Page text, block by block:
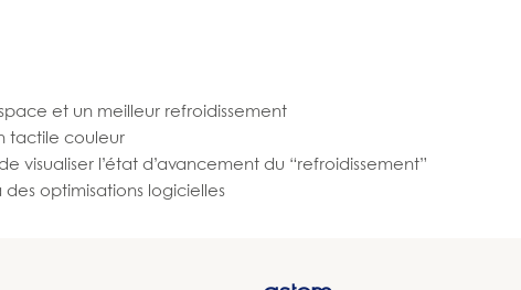
et un meilleur refroidissement
tactile couleur
visualiser l’état d’avancement du “refroidissement”
optimisations logicielles